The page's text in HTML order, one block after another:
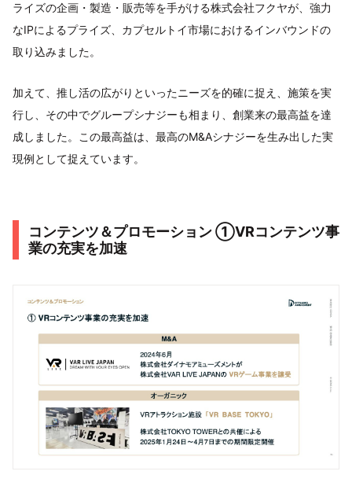
ライズの企画・製造・販売等を手がける株式会社フクヤが、強力
なIPによるプライズ、カプセルトイ市場におけるインバウンドの
取り込みました。
加えて、推し活の広がりといったニーズを的確に捉え、施策を実
行し、その中でグループシナジーも相まり、創業来の最高益を達
成しました。この最高益は、最高のM&Aシナジーを生み出した実
現例として捉えています。
コンテンツ＆プロモーション ①VRコンテンツ事
業の充実を加速